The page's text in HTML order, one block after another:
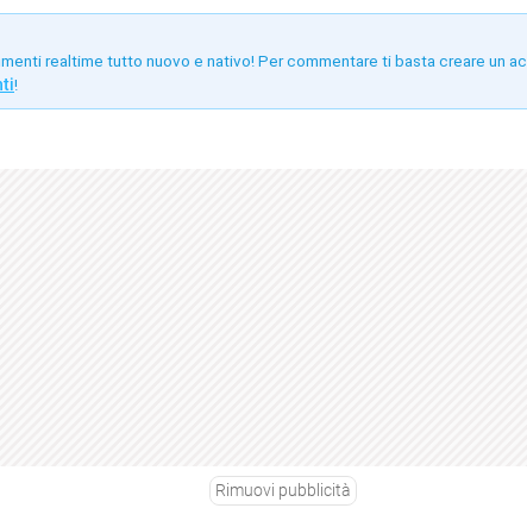
realtime tutto nuovo e nativo! Per commentare ti basta creare un
!
Rimuovi pubblicità